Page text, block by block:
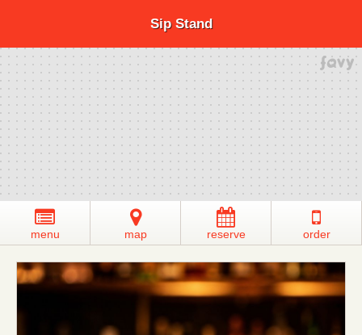
Sip Stand
menu map reserve order